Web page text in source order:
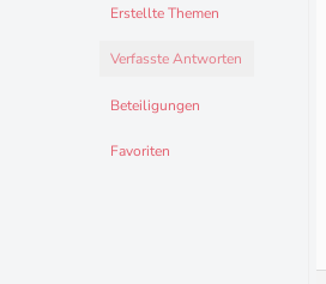
Erstellte Themen
Verfasste Antworten
Beteiligungen
Favoriten